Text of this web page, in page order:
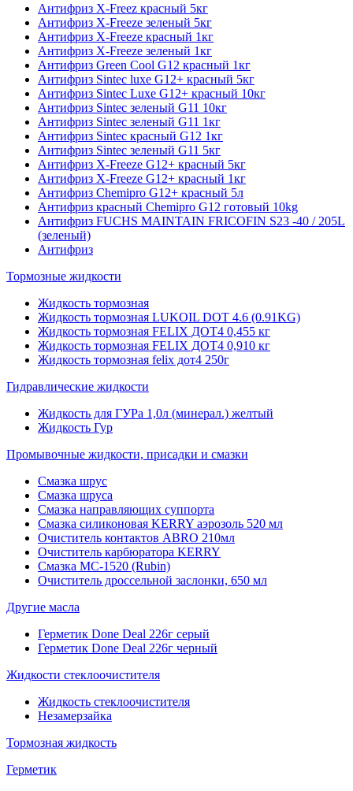
Антифриз X-Freez красный 5кг
Антифриз X-Freeze зеленый 5кг
Антифриз X-Freeze красный 1кг
Антифриз X-Freeze зеленый 1кг
Антифриз Green Cool G12 красный 1кг
Антифриз Sintec luxe G12+ красный 5кг
Антифриз Sintec Luxe G12+ красный 10кг
Антифриз Sintec зеленый G11 10кг
Антифриз Sintec зеленый G11 1кг
Антифриз Sintec красный G12 1кг
Антифриз Sintec зеленый G11 5кг
Антифриз X-Freeze G12+ красный 5кг
Антифриз X-Freeze G12+ красный 1кг
Антифриз Chemipro G12+ красный 5л
Антифриз красный Chemipro G12 готовый 10kg
Антифриз FUCHS MAINTAIN FRICOFIN S23 -40 / 205L
(зеленый)
Антифриз
Тормозные жидкости
Жидкость тормозная
Жидкость тормозная LUKOIL DOT 4.6 (0.91KG)
Жидкость тормозная FELIX ДОТ4 0,455 кг
Жидкость тормозная FELIX ДОТ4 0,910 кг
Жидкость тормозная felix дот4 250г
Гидравлические жидкости
Жидкость для ГУРа 1,0л (минерал.) желтый
Жидкость Гур
Промывочные жидкости, присадки и смазки
Смазка шрус
Смазка шруса
Смазка направляющих суппорта
Смазка силиконовая KERRY аэрозоль 520 мл
Очиститель контактов ABRO 210мл
Очиститель карбюратора KERRY
Смазка МС-1520 (Rubin)
Очиститель дроссельной заслонки, 650 мл
Другие масла
Герметик Done Deal 226г серый
Герметик Done Deal 226г черный
Жидкости стеклоочистителя
Жидкость стеклоочистителя
Незамерзайка
Тормозная жидкость
Герметик